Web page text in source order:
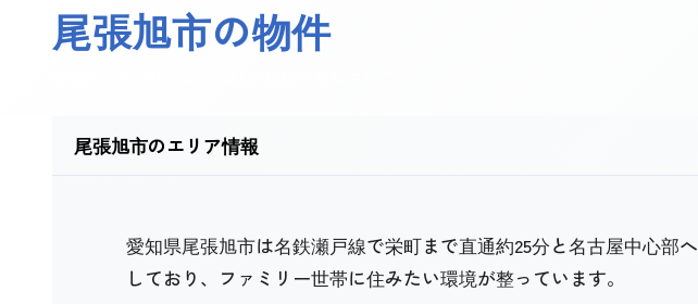
尾張旭市の物件
尾張旭市のエリア情報
愛知県尾張旭市は名鉄瀬戸線で栄町まで直通約25分と名古屋中心
しており、ファミリー世帯に住みたい環境が整っています。